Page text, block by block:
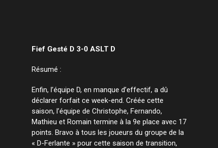
Fief Gesté D 3-0 ASLT D
Résumé :
Enfin, l’équipe D, en manque d’effectif, a dû
déclarer forfait ce week-end. Créée cette
saison, l’équipe de Christophe, Fernando,
Mathieu et Romain termine à la 9e place avec 17
points. Bravo à tous les joueurs du groupe de la
« D-Ferlante » pour cette saison de transition,